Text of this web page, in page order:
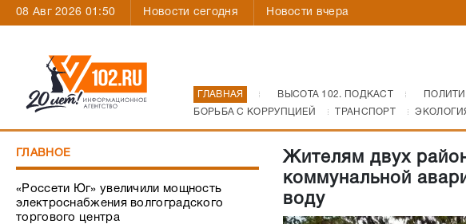
08 Авг 2026 01:50 Новости сегодня Новости вчера
ГЛАВНАЯ ВЫСОТА 102. ПОДКАСТ
БОРЬБА С КОРРУПЦИЕЙ
ТРАНСПОРТ
ГЛАВНОЕ
«Россети Юг» увеличили мощность
электроснабжения волгоградского
торгового центра
Жителям двух
коммунальной
воду